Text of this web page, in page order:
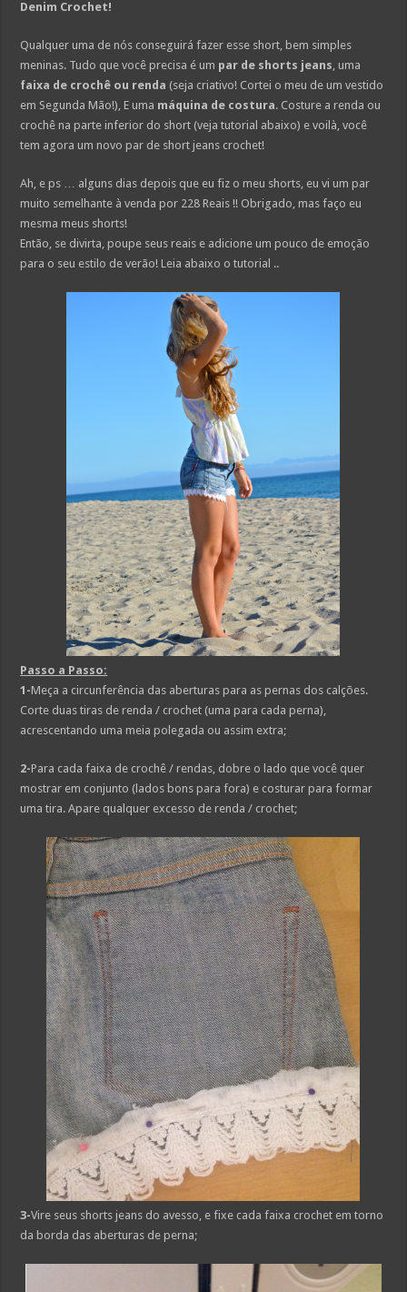
Denim Crochet!
Qualquer uma de nós conseguirá fazer esse short, bem simples
meninas. Tudo que você precisa é um par de shorts jeans, uma
faixa de crochê ou renda (seja criativo! Cortei o meu de um vestido
em Segunda Mão!), E uma máquina de costura. Costure a renda ou
crochê na parte inferior do short (veja tutorial abaixo) e voilà, você
tem agora um novo par de short jeans crochet!
Ah, e ps … alguns dias depois que eu fiz o meu shorts, eu vi um par
muito semelhante à venda por 228 Reais !! Obrigado, mas faço eu
mesma meus shorts!
Então, se divirta, poupe seus reais e adicione um pouco de emoção
para o seu estilo de verão! Leia abaixo o tutorial ..
Passo a Passo:
1-Meça a circunferência das aberturas para as pernas dos calções.
Corte duas tiras de renda / crochet (uma para cada perna),
acrescentando uma meia polegada ou assim extra;
2-Para cada faixa de crochê / rendas, dobre o lado que você quer
mostrar em conjunto (lados bons para fora) e costurar para formar
uma tira. Apare qualquer excesso de renda / crochet;
3-Vire seus shorts jeans do avesso, e fixe cada faixa crochet em torno
da borda das aberturas de perna;